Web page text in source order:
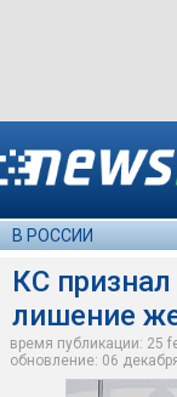
В РОССИИ
КС
лишение
время публикации: 25
обновление: 06